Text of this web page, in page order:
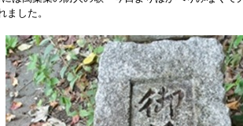
ました。